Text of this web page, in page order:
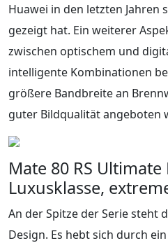
Huawei in den letzten
gezeigt hat. Ein weiterer
zwischen optischem und
intelligente Kombinationen
größere Bandbreite an
guter Bildqualität angeboten
Mate 80 RS
Luxusklasse,
An der Spitze der Serie steht
Design. Es hebt sich durch